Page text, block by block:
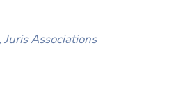
Associations